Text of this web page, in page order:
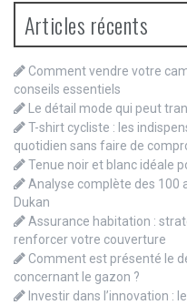
Articles récents
Comment vendre votre
conseils essentiels
Le détail mode qui peut
T-shirt cycliste : les
quotidien sans faire de
Tenue noir et blanc idéale
Analyse complète des 100
Dukan
Assurance habitation :
renforcer votre couverture
Comment est présenté le
concernant le gazon ?
Investir dans l’innovation :